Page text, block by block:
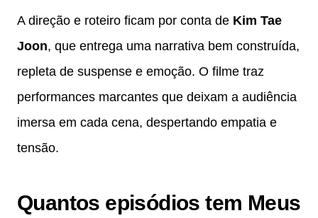
A direção e roteiro ficam por conta de Kim Tae
Joon, que entrega uma narrativa bem construída,
repleta de suspense e emoção. O filme traz
performances marcantes que deixam a audiência
imersa em cada cena, despertando empatia e
tensão.
Quantos episódios tem Meus